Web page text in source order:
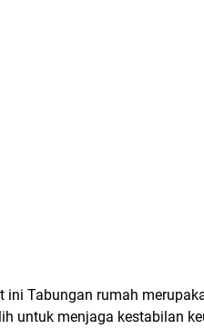
ini Tabungan rumah
untuk menjaga kestabilan